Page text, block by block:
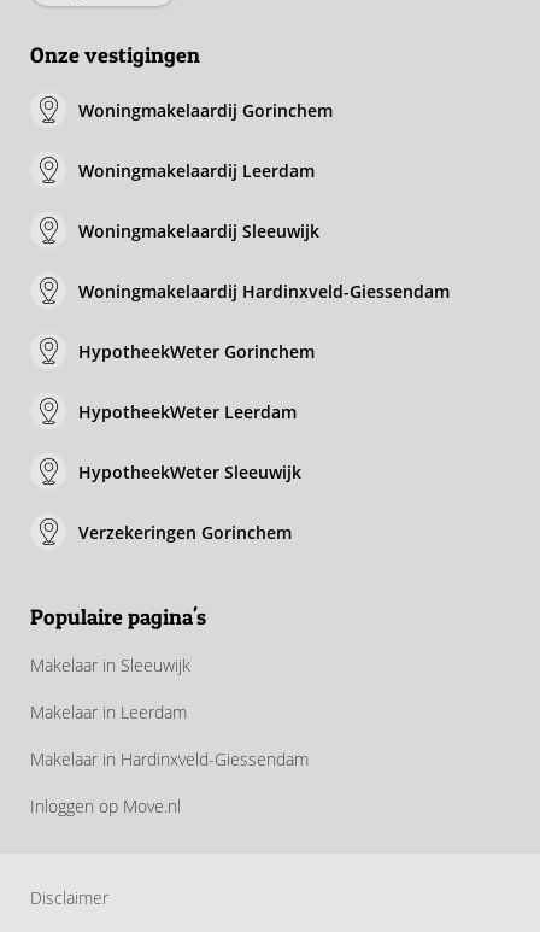
Onze vestigingen
Woningmakelaardij Gorinchem
Woningmakelaardij Leerdam
Woningmakelaardij Sleeuwijk
Woningmakelaardij Hardinxveld-Giessendam
HypotheekWeter Gorinchem
HypotheekWeter Leerdam
HypotheekWeter Sleeuwijk
Verzekeringen Gorinchem
Populaire pagina's
Makelaar in Sleeuwijk
Makelaar in Leerdam
Makelaar in Hardinxveld-Giessendam
Inloggen op Move.nl
Disclaimer